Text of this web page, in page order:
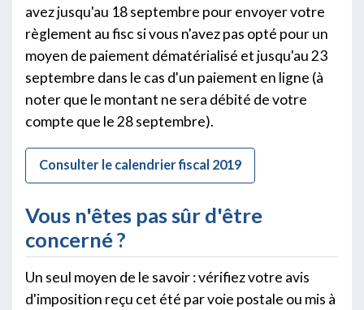
avez jusqu'au 18 septembre pour envoyer votre
règlement au fisc si vous n'avez pas opté pour un
moyen de paiement dématérialisé et jusqu'au 23
septembre dans le cas d'un paiement en ligne (à
noter que le montant ne sera débité de votre
compte que le 28 septembre).
Consulter le calendrier fiscal 2019
Vous n'êtes pas sûr d'être
concerné ?
Un seul moyen de le savoir : vérifiez votre avis
d'imposition reçu cet été par voie postale ou mis à